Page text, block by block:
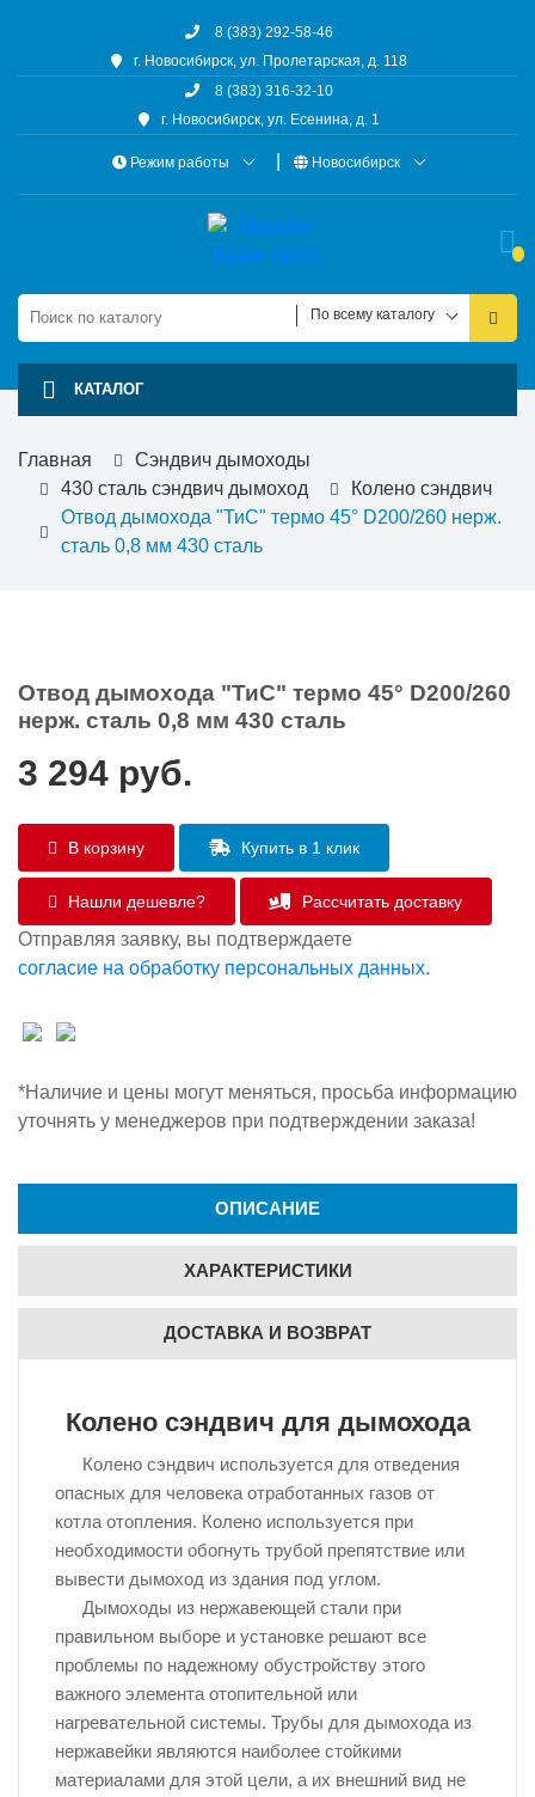
8 (383) 292-58-46
г. Новосибирск, ул. Пролетарская, д. 118
8 (383) 316-32-10
г. Новосибирск, ул. Есенина, д. 1
Режим работы Новосибирск
По всему каталогу
КАТАЛОГ
Главная
Сэндвич дымоходы
430 сталь сэндвич дымоход
Колено сэндвич
Отвод дымохода "ТиС" термо 45° D200/260 нерж.
сталь 0,8 мм 430 сталь
Отвод дымохода "ТиС" термо 45° D200/260
нерж. сталь 0,8 мм 430 сталь
3 294 руб.
В корзину Купить в 1 клик
Нашли дешевле? Рассчитать доставку
Отправляя заявку, вы подтверждаете
согласие на обработку персональных данных.
*Наличие и цены могут меняться, просьба информацию
уточнять у менеджеров при подтверждении заказа!
ОПИСАНИЕ
ХАРАКТЕРИСТИКИ
ДОСТАВКА И ВОЗВРАТ
Колено сэндвич для дымохода
Колено сэндвич используется для отведения
опасных для человека отработанных газов от
котла отопления. Колено используется при
необходимости обогнуть трубой препятствие или
вывести дымоход из здания под углом.
Дымоходы из нержавеющей стали при
правильном выборе и установке решают все
проблемы по надежному обустройству этого
важного элемента отопительной или
нагревательной системы. Трубы для дымохода из
нержавейки являются наиболее стойкими
материалами для этой цели, а их внешний вид не